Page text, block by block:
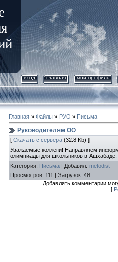
вход главная мой профиль
Главная » Файлы » РУО » Письма
Руководителям ОО
[ Скачать с сервера (32.8 Kb) ]
Уважаемые коллеги! Направляем
олимпиады для школьников в Ашхабаде.
Категория: Письма | Добавил: metodist
Просмотров: 111 | Загрузок: 48
Добавлять комментарии
[